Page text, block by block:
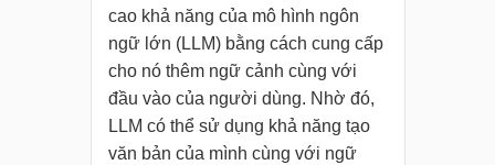
cao khả năng của mô hình ngôn
ngữ lớn (LLM) bằng cách cung cấp
cho nó thêm ngữ cảnh cùng với
đầu vào của người dùng. Nhờ đó,
LLM có thể sử dụng khả năng tạo
văn bản của mình cùng với ngữ